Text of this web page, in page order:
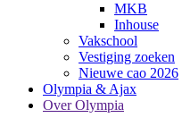
MKB
Inhouse
Vakschool
Vestiging zoeken
Nieuwe cao 2026
Olympia & Ajax
Over Olympia